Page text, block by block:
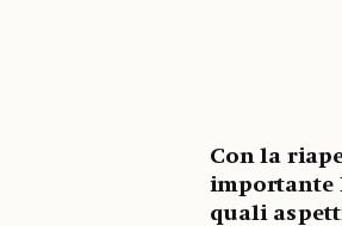
Con la
importante
quali